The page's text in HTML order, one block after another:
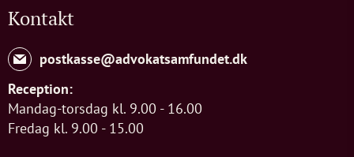
Kontakt
postkasse@advokatsamfundet.dk
Reception:
Mandag-torsdag kl. 9.00 - 16.00
Fredag kl. 9.00 - 15.00